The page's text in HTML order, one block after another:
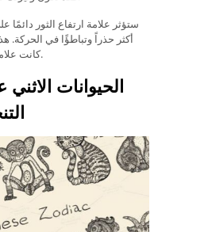
ستؤثر علامة ارتفاع الثور دائمًا
أكثر حذراً وتباطؤًا في الحركة.
كانت علامة السنة نشطة للغاية.
الحيوانات